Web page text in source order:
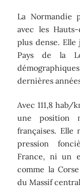
La Normandie
avec les
plus dense. Elle
Pays de la
dernières
Avec 111,8 hab/
une position
françaises.
pression
France, ni un
comme la
du Massif